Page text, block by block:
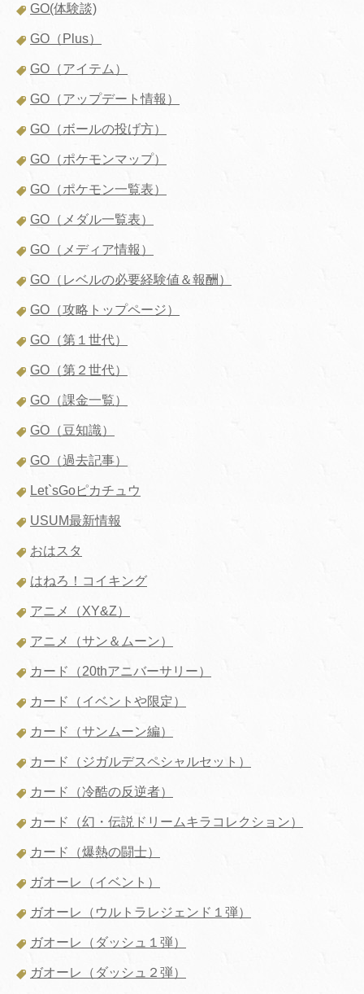
GO(体験談)
GO（Plus）
GO（アイテム）
GO（アップデート情報）
GO（ボールの投げ方）
GO（ポケモンマップ）
GO（ポケモン一覧表）
GO（メダル一覧表）
GO（メディア情報）
GO（レベルの必要経験値＆報酬）
GO（攻略トップページ）
GO（第１世代）
GO（第２世代）
GO（課金一覧）
GO（豆知識）
GO（過去記事）
Let`sGoピカチュウ
USUM最新情報
おはスタ
はねろ！コイキング
アニメ（XY&Z）
アニメ（サン＆ムーン）
カード（20thアニバーサリー）
カード（イベントや限定）
カード（サンムーン編）
カード（ジガルデスペシャルセット）
カード（冷酷の反逆者）
カード（幻・伝説ドリームキラコレクション）
カード（爆熱の闘士）
ガオーレ（イベント）
ガオーレ（ウルトラレジェンド１弾）
ガオーレ（ダッシュ１弾）
ガオーレ（ダッシュ２弾）